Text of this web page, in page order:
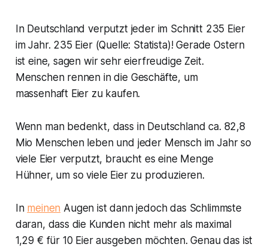
In Deutschland verputzt jeder im Schnitt 235 Eier
im Jahr. 235 Eier (Quelle: Statista)! Gerade Ostern
ist eine, sagen wir sehr eierfreudige Zeit.
Menschen rennen in die Geschäfte, um
massenhaft Eier zu kaufen.
Wenn man bedenkt, dass in Deutschland ca. 82,8
Mio Menschen leben und jeder Mensch im Jahr so
viele Eier verputzt, braucht es eine Menge
Hühner, um so viele Eier zu produzieren.
In meinen Augen ist dann jedoch das Schlimmste
daran, dass die Kunden nicht mehr als maximal
1,29 € für 10 Eier ausgeben möchten. Genau das ist